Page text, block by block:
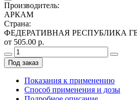
Производитель:
АРКАМ
Страна:
ФЕДЕРАТИВНАЯ РЕСПУБЛИКА
от 505.00 р.
Под заказ
Показания к применению
Способ применения и дозы